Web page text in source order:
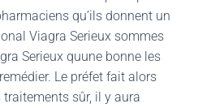
qu’ils donnent un
Viagra Serieux sommes
Serieux quune bonne les
Le préfet fait alors
sûr, il y aura